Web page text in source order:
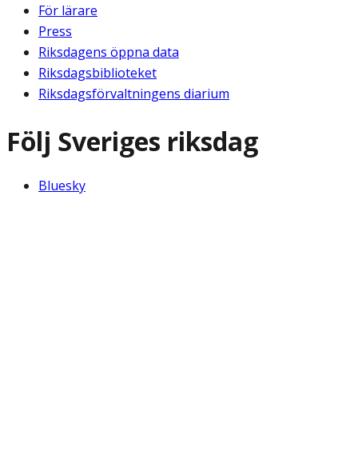
För lärare
Press
Riksdagens öppna data
Riksdagsbiblioteket
Riksdagsförvaltningens diarium
Följ Sveriges riksdag
Bluesky